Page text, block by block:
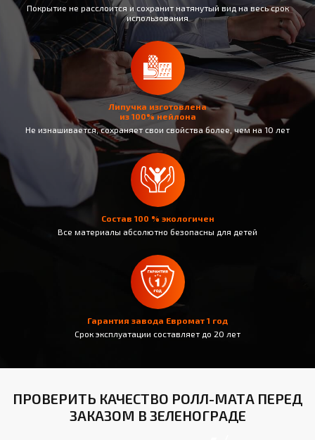
Покрытие не раcслоится и сохранит натянутый вид на весь срок
использования
Липучка изготовлена
из 100% нейлона
Не изнашивается, сохраняет свои свойства более, чем на 10 лет
Состав 100 % экологичен
Все материалы абсолютно безопасны для детей
Гарантия завода Евромат 1 год
Срок эксплуатации составляет до 20 лет
ПРОВЕРИТЬ КАЧЕСТВО РОЛЛ-МАТА ПЕРЕД
ЗАКАЗОМ В ЗЕЛЕНОГРАДЕ